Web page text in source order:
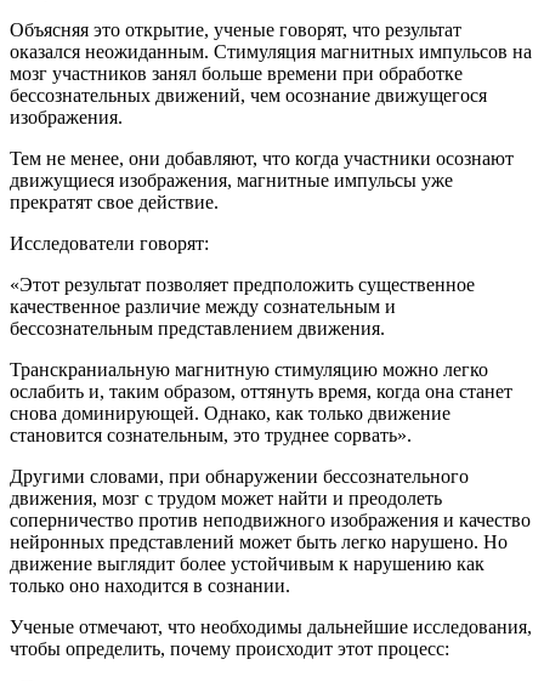
Объясняя это открытие, ученые говорят, что результат
оказался неожиданным. Стимуляция магнитных импульсов на
мозг участников занял больше времени при обработке
бессознательных движений, чем осознание движущегося
изображения.
Тем не менее, они добавляют, что когда участники осознают
движущиеся изображения, магнитные импульсы уже
прекратят свое действие.
Исследователи говорят:
«Этот результат позволяет предположить существенное
качественное различие между сознательным и
бессознательным представлением движения.
Транскраниальную магнитную стимуляцию можно легко
ослабить и, таким образом, оттянуть время, когда она станет
снова доминирующей. Однако, как только движение
становится сознательным, это труднее сорвать».
Другими словами, при обнаружении бессознательного
движения, мозг с трудом может найти и преодолеть
соперничество против неподвижного изображения и качество
нейронных представлений может быть легко нарушено. Но
движение выглядит более устойчивым к нарушению как
только оно находится в сознании.
Ученые отмечают, что необходимы дальнейшие исследования,
чтобы определить, почему происходит этот процесс: